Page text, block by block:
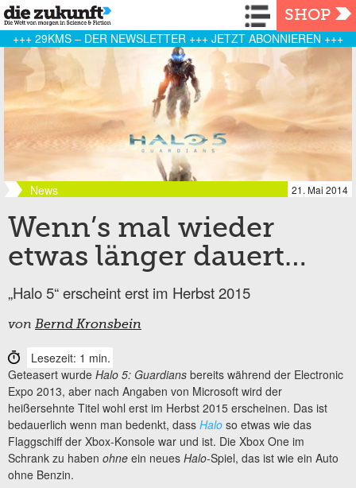
Navigation
SHOP
+++ 29KMS – DER NEWSLETTER +++ JETZT ABONNIEREN +++
News 21. Mai 2014
Wenn’s mal wieder
etwas länger dauert…
„Halo 5“ erscheint erst im Herbst 2015
von Bernd Kronsbein
Lesezeit: 1 min.
Geteasert wurde Halo 5: Guardians bereits während der Electronic
Expo 2013, aber nach Angaben von Microsoft wird der
heißersehnte Titel wohl erst im Herbst 2015 erscheinen. Das ist
bedauerlich wenn man bedenkt, dass Halo so etwas wie das
Flaggschiff der Xbox-Konsole war und ist. Die Xbox One im
Schrank zu haben ohne ein neues Halo-Spiel, das ist wie ein Auto
ohne Benzin.